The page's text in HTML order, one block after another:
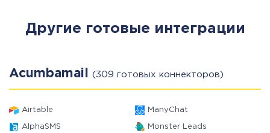
Другие готовые интеграции
Acumbamail (309 готовых коннекторов)
Airtable ManyChat
AlphaSMS Monster Leads